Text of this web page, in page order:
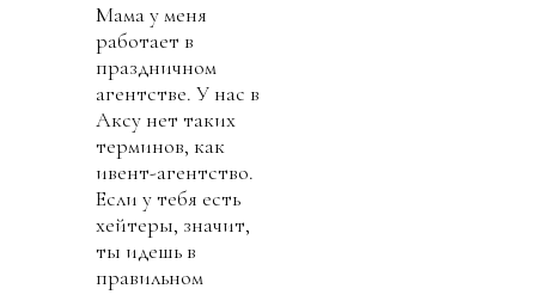
Мама у меня
работает в
праздничном
агентстве. У нас в
Аксу нет таких
терминов, как
ивент-агентство.
Если у тебя есть
хейтеры, значит,
ты идешь в
правильном